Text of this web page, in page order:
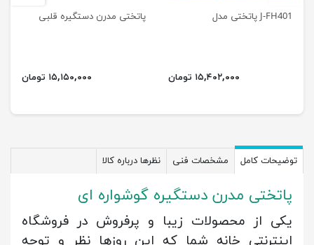
J-FH401 پاتختی مدل
۱۵,۴۰۲,۰۰۰ تومان
پاتختی مدرن دستگیره قلبی
۱۵,۱۵۰,۰۰۰ تومان
توضیحات کامل مشخصات فنی نظرها درباره کالا
پاتختی مدرن دستگیره گوشواره ای
یکی از محصولات زیبا و پرفروش در فروشگاه
اینترنتی خانه شما که این روزها نظر و توجه